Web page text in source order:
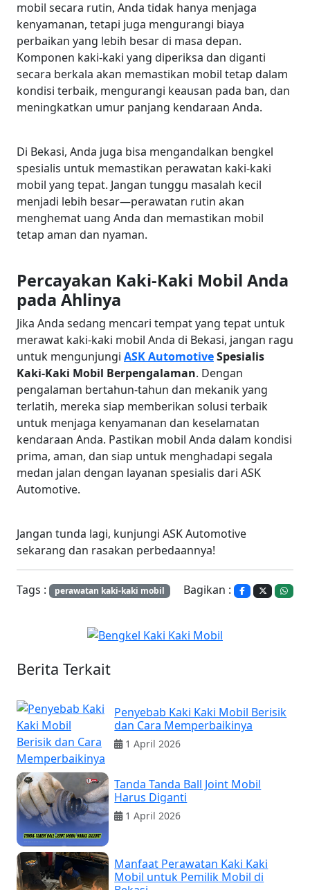
mobil secara rutin, Anda tidak hanya menjaga
kenyamanan, tetapi juga mengurangi biaya
perbaikan yang lebih besar di masa depan.
Komponen kaki-kaki yang diperiksa dan diganti
secara berkala akan memastikan mobil tetap dalam
kondisi terbaik, mengurangi keausan pada ban, dan
meningkatkan umur panjang kendaraan Anda.
Di Bekasi, Anda juga bisa mengandalkan bengkel
spesialis untuk memastikan perawatan kaki-kaki
mobil yang tepat. Jangan tunggu masalah kecil
menjadi lebih besar—perawatan rutin akan
menghemat uang Anda dan memastikan mobil
tetap aman dan nyaman.
Percayakan Kaki-Kaki Mobil Anda
pada Ahlinya
Jika Anda sedang mencari tempat yang tepat untuk
merawat kaki-kaki mobil Anda di Bekasi, jangan ragu
untuk mengunjungi ASK AutomotiveSpesialis
Kaki-Kaki Mobil Berpengalaman. Dengan
pengalaman bertahun-tahun dan mekanik yang
terlatih, mereka siap memberikan solusi terbaik
untuk menjaga kenyamanan dan keselamatan
kendaraan Anda. Pastikan mobil Anda dalam kondisi
prima, aman, dan siap untuk menghadapi segala
medan jalan dengan layanan spesialis dari ASK
Automotive.
Jangan tunda lagi, kunjungi ASK Automotive
sekarang dan rasakan perbedaannya!
Tags : perawatan kaki-kaki mobil Bagikan :
Berita Terkait
Penyebab Kaki Kaki Mobil Berisik
dan Cara Memperbaikinya
1 April 2026
Tanda Tanda Ball Joint Mobil
Harus Diganti
1 April 2026
Manfaat Perawatan Kaki Kaki
Mobil untuk Pemilik Mobil di